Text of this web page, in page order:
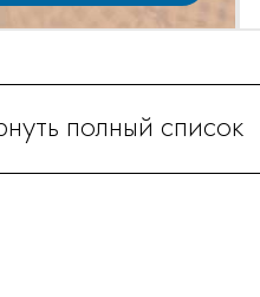
полный список